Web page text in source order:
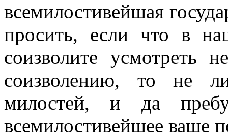
всемилостивейшая
просить, если что в
соизволите усмотреть
соизволению, то не
милостей, и да
всемилостивейшее ваше